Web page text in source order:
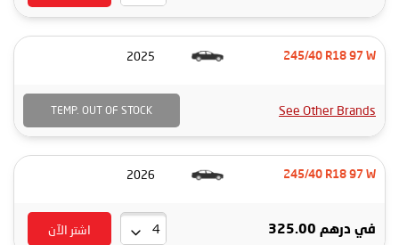
245/40 R18 97 W
2025
See Other Brands
TEMP. OUT OF STOCK
245/40 R18 97 W
2026
في درهم 325.00 اشتر الآن